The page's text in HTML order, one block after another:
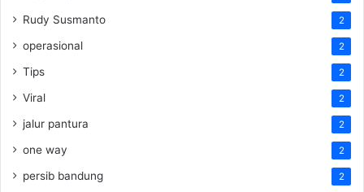
Rudy Susmanto 2
operasional 2
Tips 2
Viral 2
jalur pantura 2
one way 2
persib bandung 2